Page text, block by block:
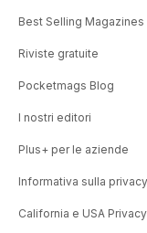
Best Selling Magazines
Riviste gratuite
Pocketmags Blog
I nostri editori
Plus+ per le aziende
Informativa sulla privacy
California e USA Privacy